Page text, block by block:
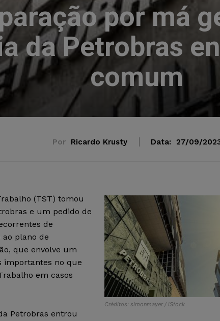
por má
da Petrobras
comum
Por Ricardo Krusty Data: 27/09/
Créditos: simonmayer / iStock
(TST) tomou
e um pedido de
de
plano de
que envolve um
importantes no que
em casos
Petrobras entrou